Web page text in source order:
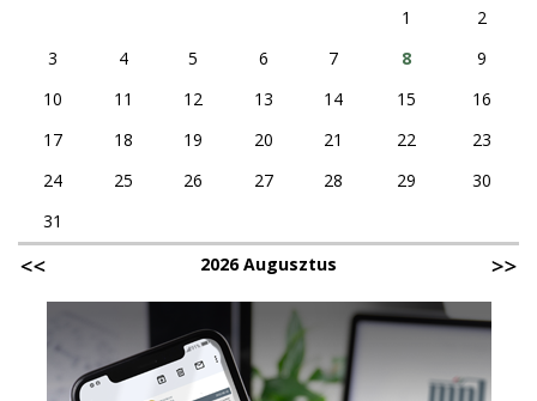
1
2
3
4 5 6 7 8
9
10
11 12 13 14 15
16
17
18 19 20 21 22
23
24
25 26 27 28 29
30
31
2026 Augusztus